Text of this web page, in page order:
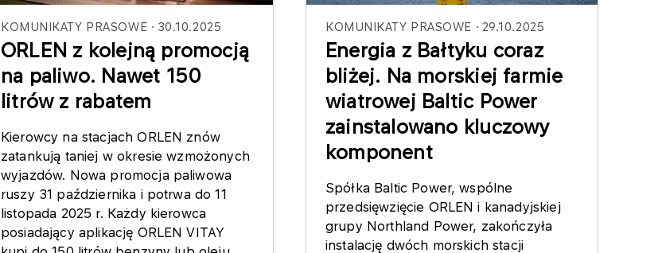
KOMUNIKATY PRASOWE 30.10.2025
ORLEN z kolejną promocją
na paliwo. Nawet 150
litrów z rabatem
Kierowcy na stacjach ORLEN znów
zatankują taniej w okresie wzmożonych
wyjazdów. Nowa promocja paliwowa
ruszy 31 października i potrwa do 11
listopada 2025 r. Każdy kierowca
posiadający aplikację ORLEN VITAY
KOMUNIKATY PRASOWE 29.10.2025
Energia z Bałtyku coraz
bliżej. Na morskiej farmie
wiatrowej Baltic Power
zainstalowano kluczowy
komponent
Spółka Baltic Power, wspólne
przedsięwzięcie ORLEN i kanadyjskiej
grupy Northland Power, zakończyła
instalację dwóch morskich stacji